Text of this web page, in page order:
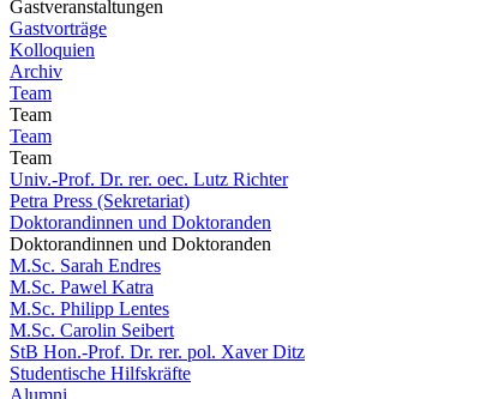
Gastveranstaltungen
Gastvorträge
Kolloquien
Archiv
Team
Team
Team
Team
Univ.-Prof. Dr. rer. oec. Lutz Richter
Petra Press (Sekretariat)
Doktorandinnen und Doktoranden
Doktorandinnen und Doktoranden
M.Sc. Sarah Endres
M.Sc. Pawel Katra
M.Sc. Philipp Lentes
M.Sc. Carolin Seibert
StB Hon.-Prof. Dr. rer. pol. Xaver Ditz
Studentische Hilfskräfte
Alumni